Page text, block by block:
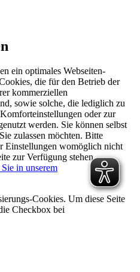
ein optimales Webseiten-
die für den Betrieb der
kommerziellen
sowie solche, die lediglich zu
oder zur
werden. Sie können selbst
zulassen möchten. Bitte
Einstellungen womöglich nicht
zur Verfügung stehen.
in unserem
Cookies. Um diese Seite
Checkbox bei